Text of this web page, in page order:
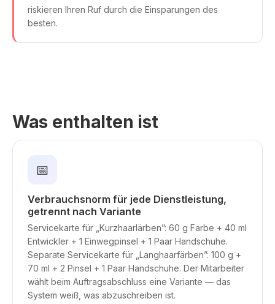
riskieren Ihren Ruf durch die Einsparungen des
besten.
Was enthalten ist
📅
Verbrauchsnorm für jede Dienstleistung,
getrennt nach Variante
Servicekarte für „Kurzhaarlärben”: 60 g Farbe + 40 ml
Entwickler + 1 Einwegpinsel + 1 Paar Handschuhe.
Separate Servicekarte für „Langhaarfärben”: 100 g +
70 ml + 2 Pinsel + 1 Paar Handschuhe. Der Mitarbeiter
wählt beim Auftragsabschluss eine Variante — das
System weiß, was abzuschreiben ist.